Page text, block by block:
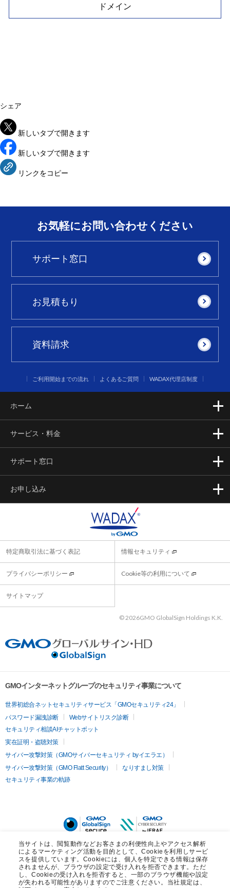
当サイトは、閲覧動作などお客さまの利便性向上やアクセス解析
によるマーケティング活動を目的として、Cookieを利用しサービ
スを提供しています。Cookieには、個人を特定できる情報は保存
されませんが、ブラウザの設定で受け入れを拒否できます。ただ
し、Cookieの受け入れを拒否すると、一部のブラウザ機能や設定
が失われる可能性がありますのでご注意ください。当社規定は、
ドメイン
シェア
新しいタブで開きます
新しいタブで開きます
リンクをコピー
お気軽にお問い合わせください
サポート窓口
お見積もり
資料請求
ご利用開始までの流れ よくあるご質問 WADAX代理店制度
ホーム
サービス・料金
サポート窓口
お申し込み
特定商取引法に基づく表記 情報セキュリティ
プライバシーポリシー Cookie等の利用について
サイトマップ
©2026GMO GlobalSign Holdings K.K.
GMOインターネットグループのセキュリティ事業について
世界初総合ネットセキュリティサービス「GMOセキュリティ24」
パスワード漏洩診断
Webサイトリスク診断
セキュリティ相談AIチャットボット
実在証明・盗聴対策
サイバー攻撃対策（GMOサイバーセキュリティ byイエラエ）
サイバー攻撃対策（GMO Flatt Security）
なりすまし対策
セキュリティ事業の軌跡